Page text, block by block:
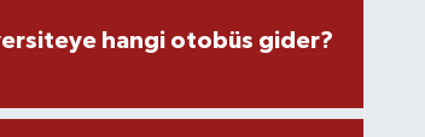
hangi otobüs gider?